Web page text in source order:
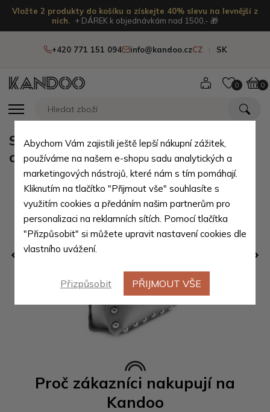
Vložte 2 produkty do košíku a získejte 40% slevu na levnější z
nich.
+ DÁREK k objednávkám nad 1500,- 🎁
+420 771 151 094 info@kandoo.czCZ SK
0 0
Proč zákazníci nakupují na
Kandoo
Stříbrná klopnová dámská
crossbody kabelka Elira
Abychom Vám zajistili ještě lepší nákupní zážitek,
používáme na našem e-shopu sadu analytických a
marketingových nástrojů, které nám s tím pomáhají.
Kliknutím na tlačítko "Přijmout vše" souhlasíte s
využitím cookies a předáním našim partnerům pro
personalizaci na reklamních sítích. Pomocí tlačítka
"Přizpůsobit" si můžete upravit nastavení cookies dle
vlastního uvážení.
Přizpůsobit PŘIJMOUT VŠE